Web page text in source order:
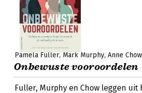
Pamela Fuller Mark Murphy Anne Chow
Onbewuste vooroordelen
Fuller, Murphy en Chow leggen uit